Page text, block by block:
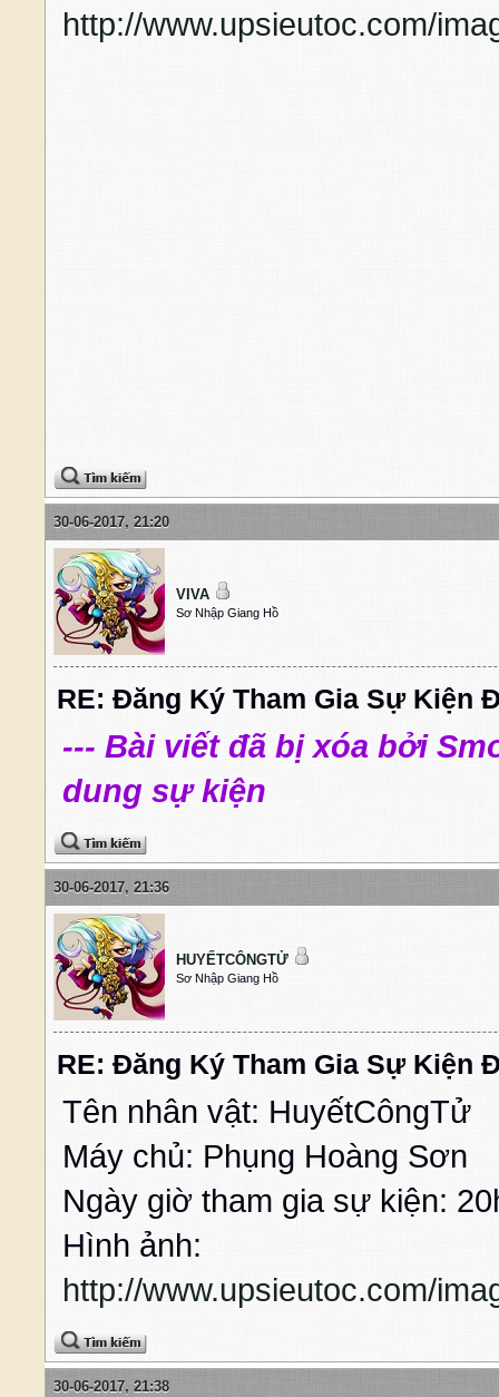
http://www.upsieutoc.com/
30-06-2017, 21:20
VIVA
Sơ Nhập Giang Hồ
RE: Đăng Ký Tham Gia Sự Kiện
--- Bài viết đã bị xóa bởi
dung sự kiện
30-06-2017, 21:36
HUYẾTCÔNGTỬ
Sơ Nhập Giang Hồ
RE: Đăng Ký Tham Gia Sự Kiện
Tên nhân vật: HuyếtCôngTử
Máy chủ: Phụng Hoàng Sơn
Ngày giờ tham gia sự kiện:
Hình ảnh:
http://www.upsieutoc.com/
30-06-2017, 21:38